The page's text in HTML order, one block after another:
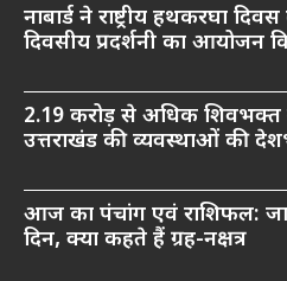
नाबार्ड ने राष्ट्रीय हथकरघा
दिवसीय प्रदर्शनी का आयोजन
2.19 करोड़ से अधिक
उत्तराखंड की व्यवस्थाओं की
आज का पंचांग एवं राशिफल:
दिन, क्या कहते हैं ग्रह-नक्षत्र